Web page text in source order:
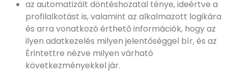
az automatizált döntéshozatal ténye, ideértve a
profilalkotást is, valamint az alkalmazott logikára
és arra vonatkozó érthető információk, hogy az
ilyen adatkezelés milyen jelentőséggel bír, és az
Érintettre nézve milyen várható
következményekkel jár.